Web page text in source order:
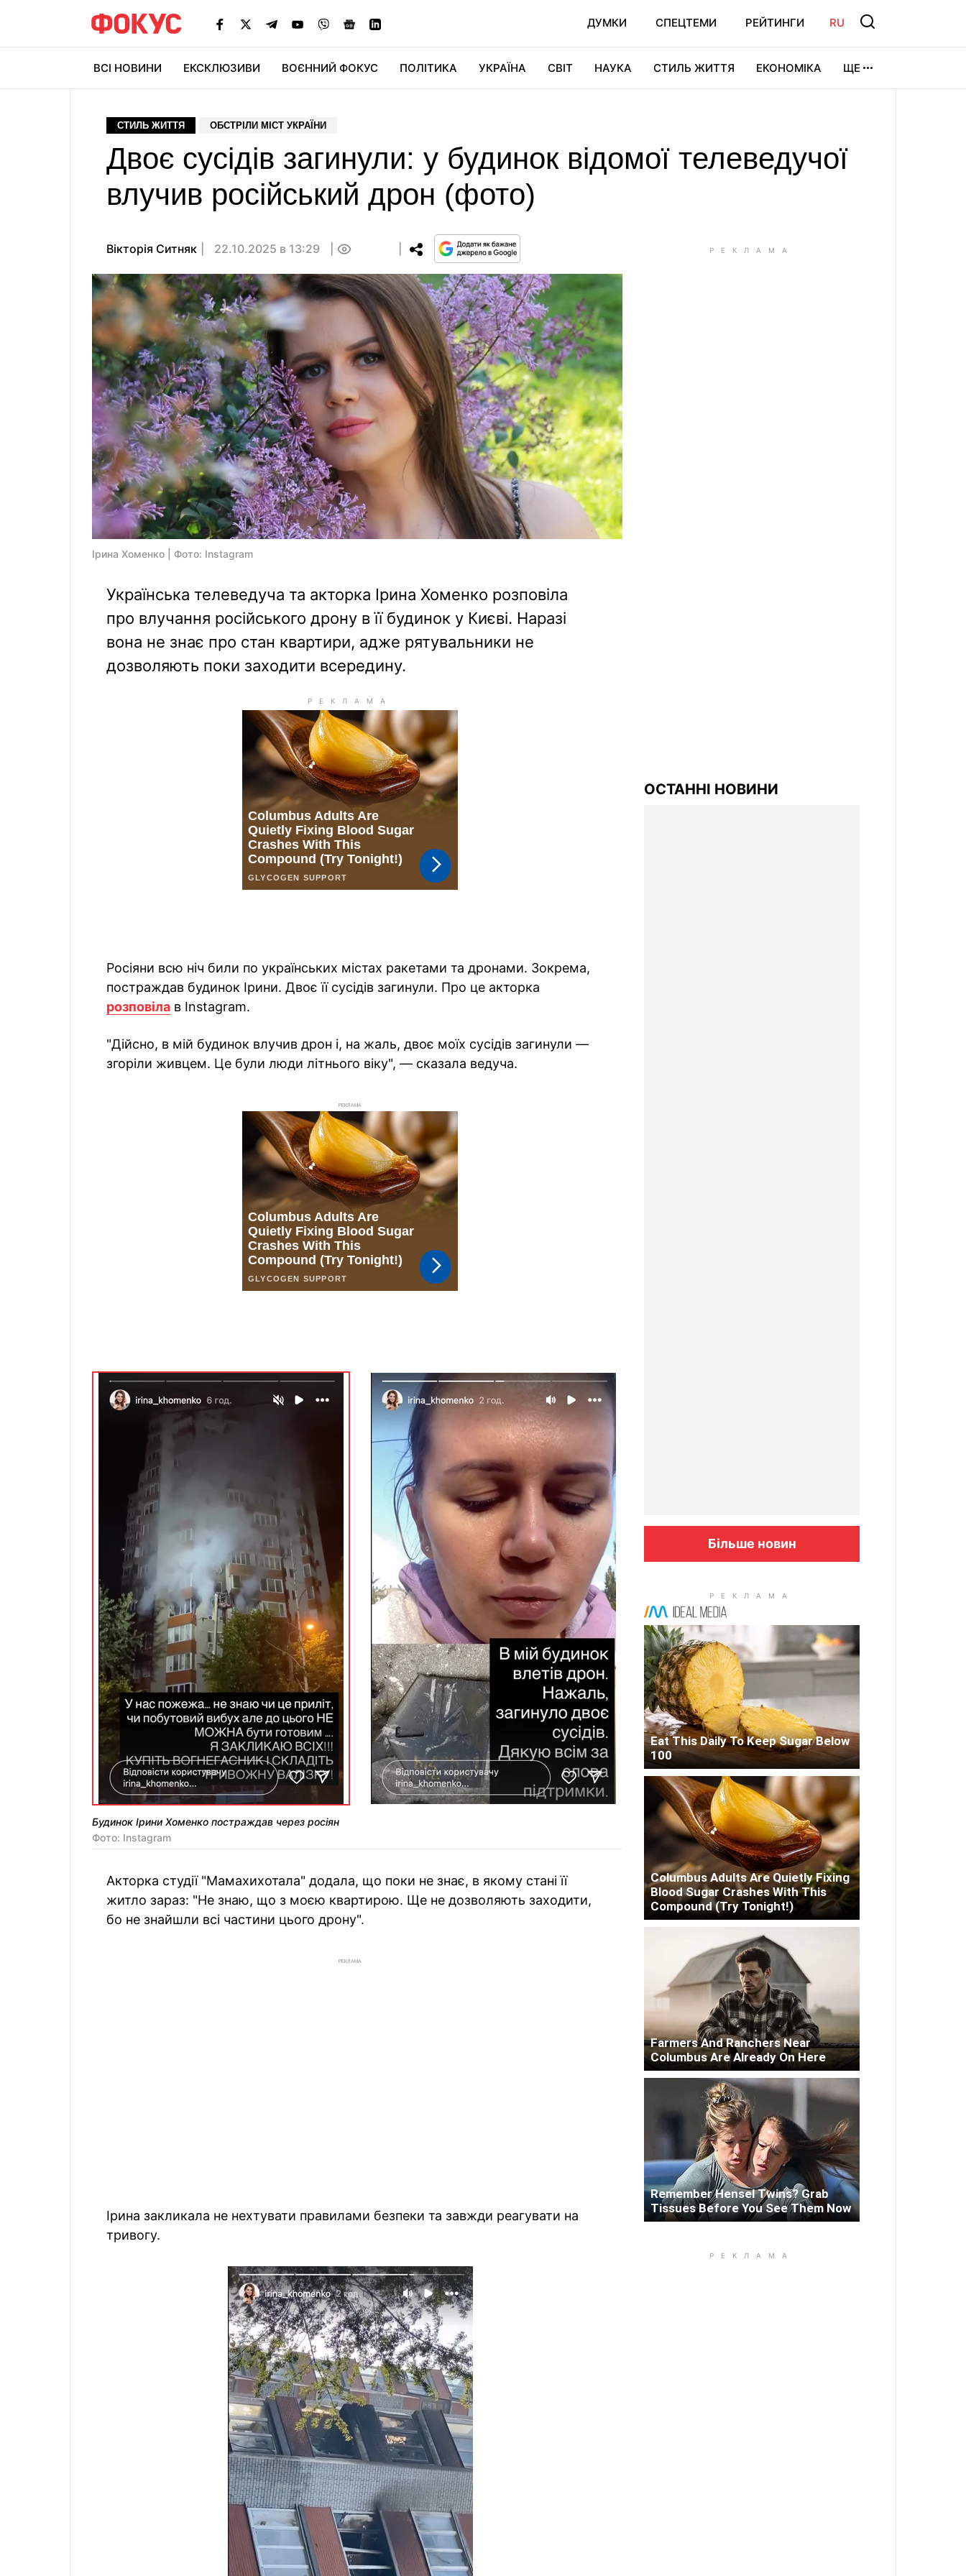
ДУМКИ СПЕЦТЕМИ РЕЙТИНГИ RU
ВСІ НОВИНИ ЕКСКЛЮЗИВИ ВОЄННИЙ ФОКУС ПОЛІТИКА УКРАЇНА СВІТ НАУКА СТИЛЬ ЖИТТЯ ЕКОНОМІКА ЩЕ
СТИЛЬ ЖИТТЯ ОБСТРІЛИ МІСТ УКРАЇНИ
Двоє сусідів загинули: у будинок відомої телеведучої
влучив російський дрон (фото)
Вікторія Ситняк 22.10.2025 в 13:29
Ірина Хоменко | Фото: Instagram
Українська телеведуча та акторка Ірина Хоменко розповіла
про влучання російського дрону в її будинок у Києві. Наразі
вона не знає про стан квартири, адже рятувальники не
дозволяють поки заходити всередину.
Росіяни всю ніч били по українських містах ракетами та дронами. Зокрема,
постраждав будинок Ірини. Двоє її сусідів загинули. Про це акторка
розповіла в Instagram.
"Дійсно, в мій будинок влучив дрон і, на жаль, двоє моїх сусідів загинули —
згоріли живцем. Це були люди літнього віку", — сказала ведуча.
РЕКЛАМА
Будинок Ірини Хоменко постраждав через росіян
Фото: Instagram
Акторка студії "Мамахихотала" додала, що поки не знає, в якому стані її
житло зараз: "Не знаю, що з моєю квартирою. Ще не дозволяють заходити,
бо не знайшли всі частини цього дрону".
РЕКЛАМА
Ірина закликала не нехтувати правилами безпеки та завжди реагувати на
тривогу.
ОСТАННІ НОВИНИ
Більше новин
Eat This Daily To Keep Sugar Below
100
Columbus Adults Are Quietly Fixing
Blood Sugar Crashes With This
Compound (Try Tonight!)
Farmers And Ranchers Near
Columbus Are Already On Here
Remember Hensel Twins? Grab
Tissues Before You See Them Now